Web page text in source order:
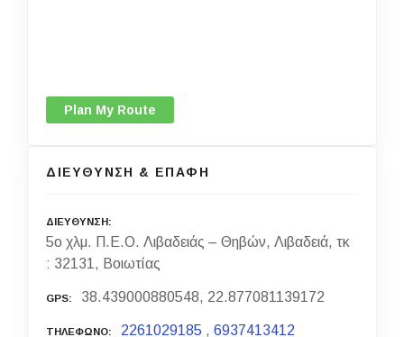
Plan My Route
ΔΙΕΥΘΥΝΣΗ & ΕΠΑΦΗ
ΔΙΕΥΘΥΝΣΗ
5ο χλμ. Π.Ε.Ο. Λιβαδειάς – Θηβών, Λιβαδειά, τκ
: 32131, Βοιωτίας
GPS 38.439000880548, 22.877081139172
ΤΗΛΕΦΩΝΟ 2261029185 ,6937413412